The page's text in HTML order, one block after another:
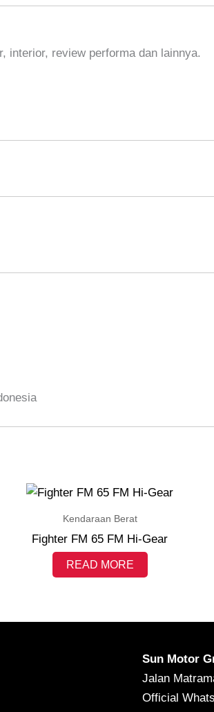
interior, review performa dan lainnya.
Kendaraan Berat
Fighter FM 65 FM Hi-Gear
READ MORE
Sun Motor
Jalan
Official